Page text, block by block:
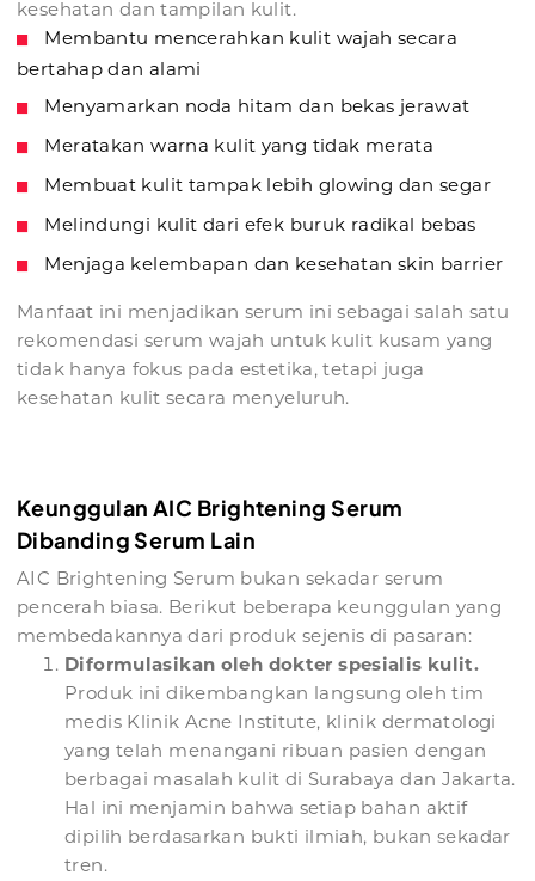
kesehatan dan tampilan kulit.
Membantu mencerahkan kulit wajah secara
bertahap dan alami
Menyamarkan noda hitam dan bekas jerawat
Meratakan warna kulit yang tidak merata
Membuat kulit tampak lebih glowing dan segar
Melindungi kulit dari efek buruk radikal bebas
Menjaga kelembapan dan kesehatan skin barrier
Manfaat ini menjadikan serum ini sebagai salah satu
rekomendasi serum wajah untuk kulit kusam yang
tidak hanya fokus pada estetika, tetapi juga
kesehatan kulit secara menyeluruh.
Keunggulan AIC Brightening Serum
Dibanding Serum Lain
AIC Brightening Serum bukan sekadar serum
pencerah biasa. Berikut beberapa keunggulan yang
membedakannya dari produk sejenis di pasaran:
Diformulasikan oleh dokter spesialis kulit.
Produk ini dikembangkan langsung oleh tim
medis Klinik Acne Institute, klinik dermatologi
yang telah menangani ribuan pasien dengan
berbagai masalah kulit di Surabaya dan Jakarta.
Hal ini menjamin bahwa setiap bahan aktif
dipilih berdasarkan bukti ilmiah, bukan sekadar
tren.